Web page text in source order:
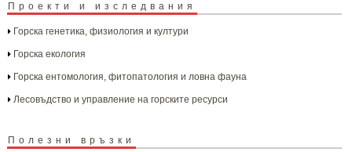
Проекти и изследвания
Горска генетика, физиология и култури
Горска екология
Горска ентомология, фитопатология и ловна фауна
Лесовъдство и управление на горските ресурси
Полезни връзки